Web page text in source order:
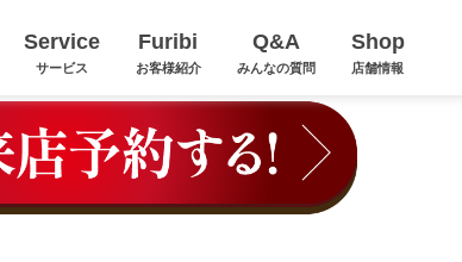
Service
サービス
Furibi
お客様紹介
Q&A
みんなの質問
Shop
店舗情報